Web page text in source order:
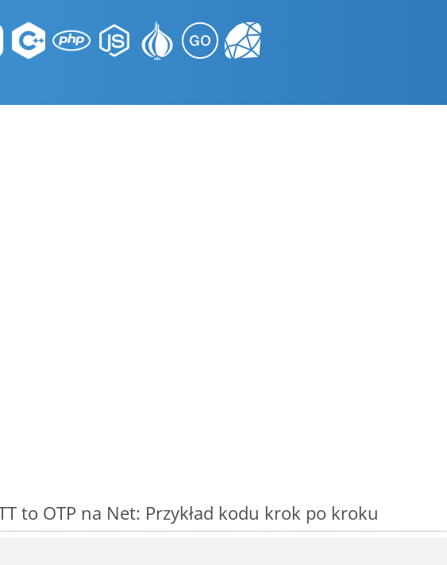
to OTP na Net: Przykład kodu krok po kroku